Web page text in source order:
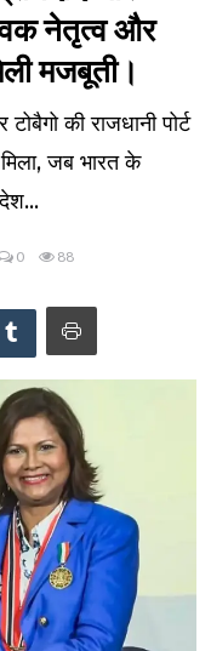
नेतृत्व और
मजबूती।
की राजधानी पोर्ट
जब भारत के
0 88